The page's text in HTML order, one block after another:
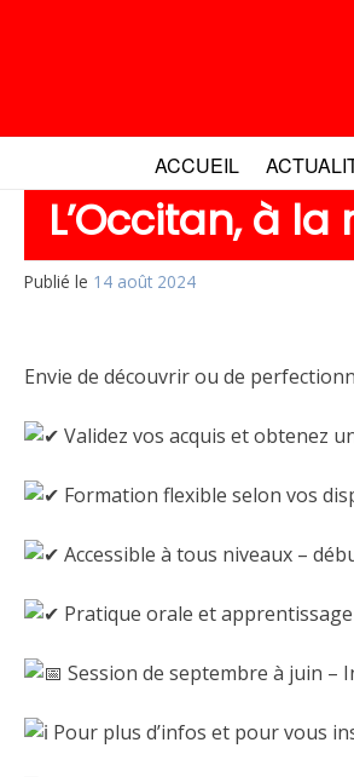
ACCUEIL
L’Occitan, à
Publié le 14 août 2024
Envie de découvrir ou de
Validez vos acquis et obtenez
Formation flexible selon vos
Accessible à tous niveaux –
Pratique orale et
Session de septembre à juin –
Pour plus d’infos et pour vous